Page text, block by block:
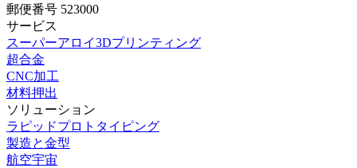
郵便番号 523000
サービス
スーパーアロイ3Dプリンティング
超合金
CNC加工
材料押出
ソリューション
ラピッドプロトタイピング
製造と金型
航空宇宙